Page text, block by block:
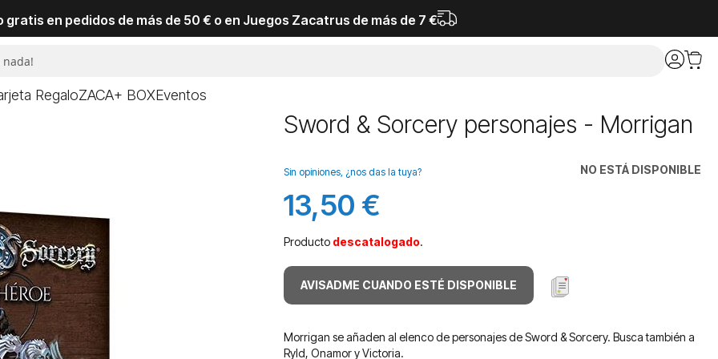
gratis en pedidos de más de 50 € o en Juegos Zacatrus de más de 7 €
RegaloZACA+ BOXEventos
Sword & Sorcery personajes - Morrigan
NO ESTÁ DISPONIBLE
Sin opiniones, ¿nos das la tuya?
13,50 €
Producto descatalogado.
AVISADME CUANDO ESTÉ DISPONIBLE
Morrigan se añaden al elenco de personajes de Sword & Sorcery. Busca también a
Ryld, Onamor y Victoria.